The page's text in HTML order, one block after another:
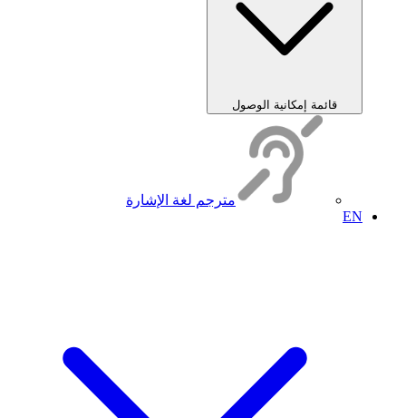
قائمة إمكانية الوصول
مترجم لغة الإشارة
EN